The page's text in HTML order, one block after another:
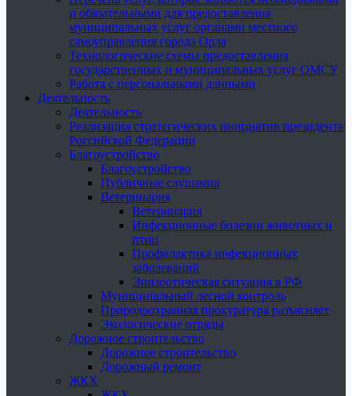
и обязательными для предоставления
муниципальных услуг органами местного
самоуправления города Орла
Технологические схемы предоставления
государственных и муниципальных услуг ОМСУ
Работа с персональными данными
Деятельность
Деятельность
Реализация стратегических инициатив президента
Российской Федерации
Благоустройство
Благоустройство
Публичные слушания
Ветеринария
Ветеринария
Инфекционные болезни животных и
птиц
Профилактика инфекционных
заболеваний
Эпизоотическая ситуация в РФ
Муниципальный лесной контроль
Природоохранная прокуратура разъясняет
Экологические отряды
Дорожное строительство
Дорожное строительство
Дорожный ремонт
ЖКХ